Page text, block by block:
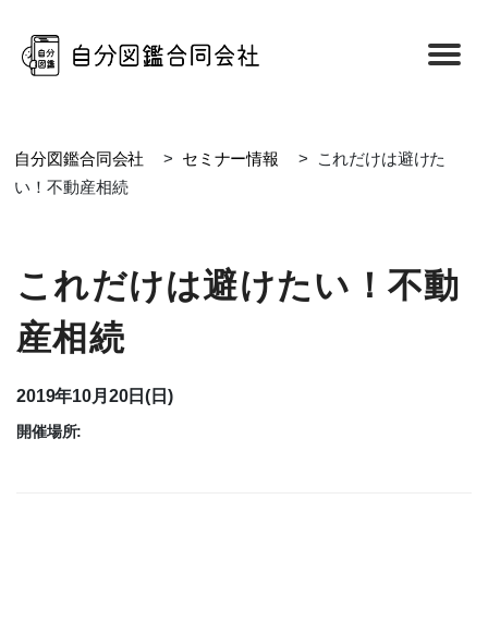
自分図鑑合同会社 > セミナー情報 >
これだけは避けた
い！不動産相続
これだけは避けたい！不動
産相続
2019年10月20日(日)
開催場所: